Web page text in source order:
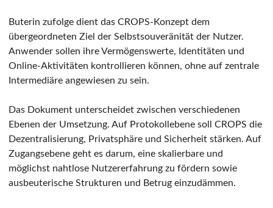
Buterin zufolge dient das CROPS-Konzept dem
übergeordneten Ziel der Selbstsouveränität der Nutzer.
Anwender sollen ihre Vermögenswerte, Identitäten und
Online-Aktivitäten kontrollieren können, ohne auf zentrale
Intermediäre angewiesen zu sein.
Das Dokument unterscheidet zwischen verschiedenen
Ebenen der Umsetzung. Auf Protokollebene soll CROPS die
Dezentralisierung, Privatsphäre und Sicherheit stärken. Auf
Zugangsebene geht es darum, eine skalierbare und
möglichst nahtlose Nutzererfahrung zu fördern sowie
ausbeuterische Strukturen und Betrug einzudämmen.